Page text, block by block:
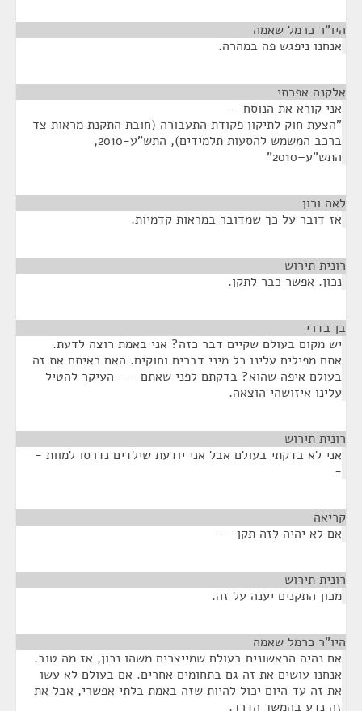
היו"ר כרמל שאמה
אנחנו ניפגש פה במהרה.
אלקנה אפרתי
אני קורא את הנוסח –
"הצעת חוק לתיקון פקודת התעבורה (חובת התקנת מראות צד
ברכב המשמש להסעות תלמידים), התש"ע-2010,
התש"ע–2010"
לאה ורון
אז דובר על כך שמדובר במראות קדמיות.
רונית תירוש
נכון. אפשר כבר לתקן.
בן בדרי
יש מקום בעולם שקיים דבר כזה? אני באמת רוצה לדעת.
אתם מפילים עלינו כל מיני דברים וחוקים. האם ראיתם את זה
בעולם איפה שהוא? בדקתם לפני שאתם - - העיקר להטיל
עלינו איזושהי הוצאה.
רונית תירוש
אני לא בדקתי בעולם אבל אני יודעת שילדים נדרסו למוות -
-
קריאה
אם לא יהיה לזה תקן - -
רונית תירוש
מכון התקנים יענה על זה.
היו"ר כרמל שאמה
אם נהיה הראשונים בעולם שמייצרים משהו נכון, אז מה טוב.
אנחנו עושים את זה גם בתחומים אחרים. אם בעולם לא עשו
את זה עד היום יכול להיות שזה באמת בלתי אפשרי, אבל את
זה נדע בהמשך הדרך.